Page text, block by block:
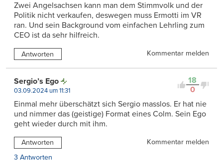
Zwei Angelsachsen kann man dem Stimmvolk und der
Politik nicht verkaufen, deswegen muss Ermotti im VR
ran. Und sein Background vom einfachen Lehrling zum
CEO ist da sehr hilfreich.
Antworten Kommentar melden
18
0
Sergio’s Ego
03.09.2024 um 11:31
Einmal mehr überschätzt sich Sergio masslos. Er hat nie
und nimmer das (geistige) Format eines Colm. Sein Ego
geht wieder durch mit ihm.
Antworten
Kommentar melden
3 Antworten